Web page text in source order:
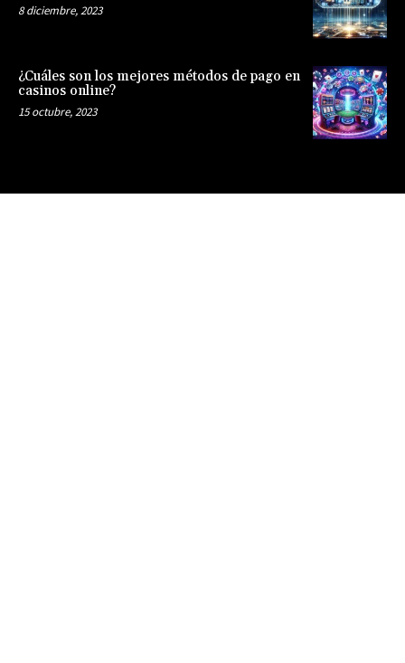
8 diciembre, 2023
¿Cuáles son los mejores métodos de pago en
casinos online?
15 octubre, 2023